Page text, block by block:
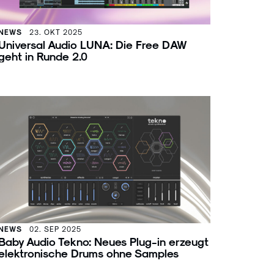
23. OKT 2025
Audio LUNA: Die Free DAW
in Runde 2.0
02. SEP 2025
Audio Tekno: Neues Plug-in erzeugt
Drums ohne Samples